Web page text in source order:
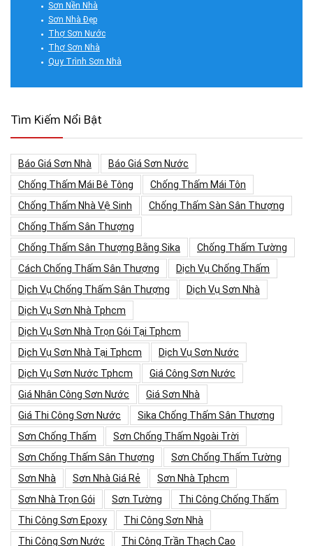
Sơn Nền Nhà
Sơn Nhà Đẹp
Thợ Sơn Nước
Thợ Sơn Nhà
Quy Trình Sơn Nhà
Tìm Kiếm Nổi Bật
Báo Giá Sơn Nhà
Báo Giá Sơn Nước
Chống Thấm Mái Bê Tông
Chống Thấm Mái Tôn
Chống Thấm Nhà Vệ Sinh
Chống Thấm Sàn Sân Thượng
Chống Thấm Sân Thượng
Chống Thấm Sân Thượng Bằng Sika
Chống Thấm Tường
Cách Chống Thấm Sân Thượng
Dịch Vụ Chống Thấm
Dịch Vụ Chống Thấm Sân Thượng
Dịch Vụ Sơn Nhà
Dịch Vụ Sơn Nhà Tphcm
Dịch Vụ Sơn Nhà Trọn Gói Tại Tphcm
Dịch Vụ Sơn Nhà Tại Tphcm
Dịch Vụ Sơn Nước
Dịch Vụ Sơn Nước Tphcm
Giá Công Sơn Nước
Giá Nhân Công Sơn Nước
Giá Sơn Nhà
Giá Thi Công Sơn Nước
Sika Chống Thấm Sân Thượng
Sơn Chống Thấm
Sơn Chống Thấm Ngoài Trời
Sơn Chống Thấm Sân Thượng
Sơn Chống Thấm Tường
Sơn Nhà
Sơn Nhà Giá Rẻ
Sơn Nhà Tphcm
Sơn Nhà Trọn Gói
Sơn Tường
Thi Công Chống Thấm
Thi Công Sơn Epoxy
Thi Công Sơn Nhà
Thi Công Sơn Nước
Thi Công Trần Thạch Cao